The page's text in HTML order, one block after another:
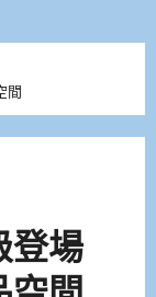
間
登場